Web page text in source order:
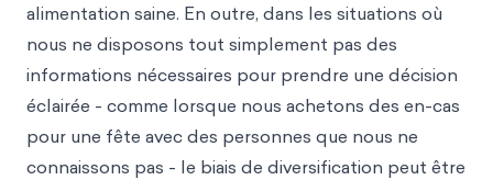
alimentation saine. En outre, dans les situations où
nous ne disposons tout simplement pas des
informations nécessaires pour prendre une décision
éclairée - comme lorsque nous achetons des en-cas
pour une fête avec des personnes que nous ne
connaissons pas - le biais de diversification peut être